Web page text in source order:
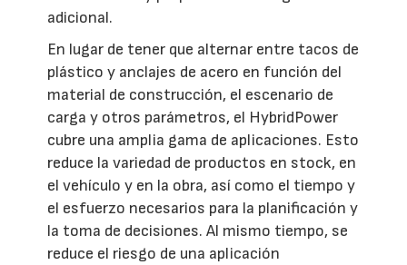
adicional.
En lugar de tener que alternar entre tacos de
plástico y anclajes de acero en función del
material de construcción, el escenario de
carga y otros parámetros, el HybridPower
cubre una amplia gama de aplicaciones. Esto
reduce la variedad de productos en stock, en
el vehículo y en la obra, así como el tiempo y
el esfuerzo necesarios para la planificación y
la toma de decisiones. Al mismo tiempo, se
reduce el riesgo de una aplicación